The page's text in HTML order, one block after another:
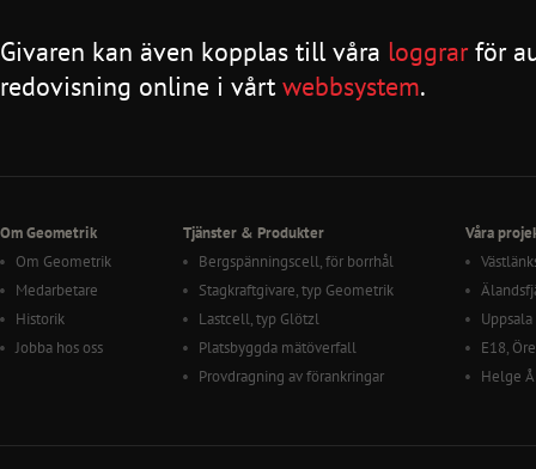
Givaren kan även kopplas till våra loggrarför
redovisning online i vårtwebbsystem.
Om Geometrik
Om Geometrik
Medarbetare
Historik
Jobba hos oss
Tjänster & Produkter
Bergspänningscell, för borrhål
Stagkraftgivare, typ Geometrik
Lastcell, typ Glötzl
Platsbyggda mätöverfall
Provdragning av förankringar
Våra
E18,
Helge Å